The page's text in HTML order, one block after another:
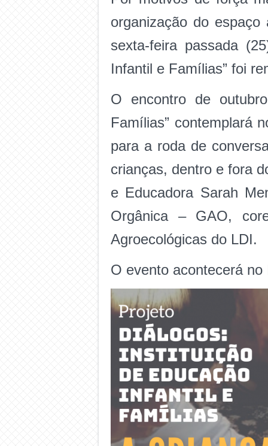
organização do
sexta-feira passada
Infantil e Famílias” foi
O encontro de
Famílias” contemplará
para a roda de
crianças, dentro e fora
e Educadora Sarah
Orgânica – GAO,
Agroecológicas do LDI.
O evento acontecerá